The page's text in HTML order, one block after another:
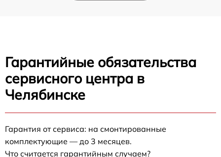
Гарантийные обязательства
сервисного центра в
Челябинске
Гарантия от сервиса: на смонтированные
комплектующие — до 3 месяцев.
Что считается гарантийным случаем?